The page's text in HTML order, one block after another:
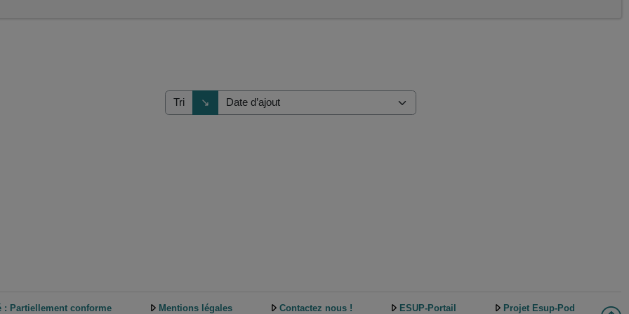
Tri ↘
Direction de tri
: Partiellement conforme Mentions légales Contactez nous ! ESUP-Portail Projet Esup-Pod